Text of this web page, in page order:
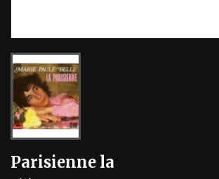
Parisienne la